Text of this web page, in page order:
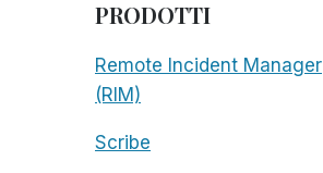
PRODOTTI
Remote Incident Manager
(RIM)
Scribe